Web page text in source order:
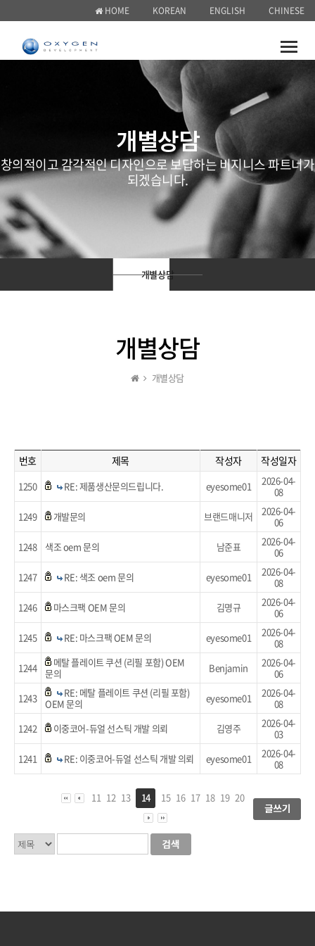
HOME KOREAN ENGLISH CHINESE
Toggle
개별상담
창의적이고 감각적인 디자인으로 보답하는 비지니스 파트너가
되겠습니다.
개별상담
개별상담
개별상담
번호 제목 작성자 작성일자
1250 RE: 제품생산문의드립니다. eyesome01
2026-04-
08
1249
개발문의 브랜드매니저
2026-04-
06
1248
색조 oem 문의 남준표
2026-04-
06
1247
RE: 색조 oem 문의 eyesome01
2026-04-
08
1246
마스크팩 OEM 문의 김명규
2026-04-
06
1245
RE: 마스크팩 OEM 문의 eyesome01
2026-04-
08
1244
메탈 플레이트 쿠션 (리필 포함) OEM
문의
Benjamin
2026-04-
06
1243
RE: 메탈 플레이트 쿠션 (리필 포함)
OEM 문의
eyesome01
2026-04-
08
1242
이중코어-듀얼 선스틱 개발 의뢰 김영주
2026-04-
03
1241
RE: 이중코어-듀얼 선스틱 개발 의뢰 eyesome01
2026-04-
08
11 12 13 14 15 16 17 18 19 20